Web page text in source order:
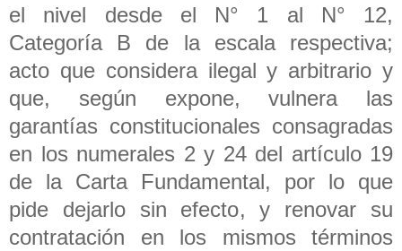
el nivel desde el N° 1 al N° 12,
Categoría B de la escala respectiva;
acto que considera ilegal y arbitrario y
que, según expone, vulnera las
garantías constitucionales consagradas
en los numerales 2 y 24 del artículo 19
de la Carta Fundamental, por lo que
pide dejarlo sin efecto, y renovar su
contratación en los mismos términos